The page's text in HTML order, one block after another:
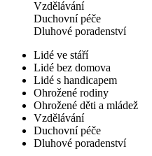
Vzdělávání
Duchovní péče
Dluhové poradenství
Lidé ve stáří
Lidé bez domova
Lidé s handicapem
Ohrožené rodiny
Ohrožené děti a mládež
Vzdělávání
Duchovní péče
Dluhové poradenství